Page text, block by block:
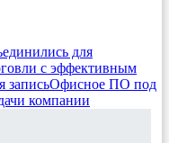
для
с эффективным
записьОфисное ПО под
компании